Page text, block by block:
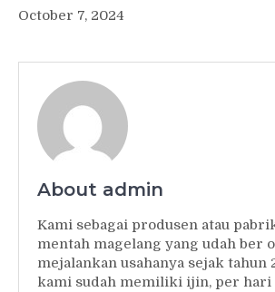
October 7, 2024
About admin
Kami sebagai produsen atau
mentah magelang yang udah ber
mejalankan usahanya sejak tahun
kami sudah memiliki ijin, per hari